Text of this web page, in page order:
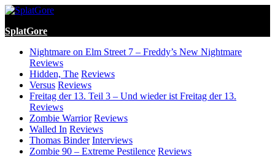
Skip
content
SplatGore
Nightmare on Elm Street 7 – Freddy’s New Nightmare
Reviews
Hidden, The Reviews
Versus Reviews
Freitag der 13. Teil 3 – Und wieder ist Freitag der 13.
Reviews
Zombie Warrior Reviews
Walled In Reviews
Thomas Binder Interviews
Zombie 90 – Extreme Pestilence Reviews